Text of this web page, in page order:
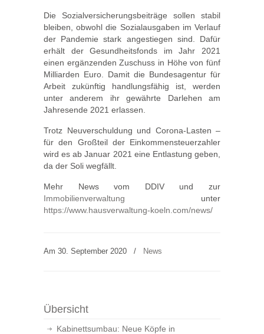
Die Sozialversicherungsbeiträge sollen stabil
bleiben, obwohl die Sozialausgaben im Verlauf
der Pandemie stark angestiegen sind. Dafür
erhält der Gesundheitsfonds im Jahr 2021
einen ergänzenden Zuschuss in Höhe von fünf
Milliarden Euro. Damit die Bundesagentur für
Arbeit zukünftig handlungsfähig ist, werden
unter anderem ihr gewährte Darlehen am
Jahresende 2021 erlassen.
Trotz Neuverschuldung und Corona-Lasten –
für den Großteil der Einkommensteuerzahler
wird es ab Januar 2021 eine Entlastung geben,
da der Soli wegfällt.
Mehr News vom DDIV und zur
Immobilienverwaltung unter
https://www.hausverwaltung-koeln.com/news/
Am 30. September 2020 / News
Übersicht
Kabinettsumbau: Neue Köpfe in